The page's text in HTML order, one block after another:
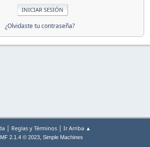
¿Olvidaste tu contraseña?
| Reglas y Términos | Ir Arriba ▲
2.1.4 © 2023, Simple Machines